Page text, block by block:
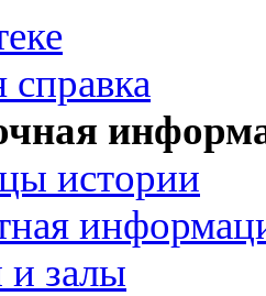
справка
истории
залы